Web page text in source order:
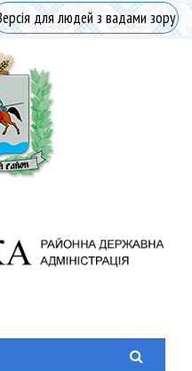
для людей з вадами зору